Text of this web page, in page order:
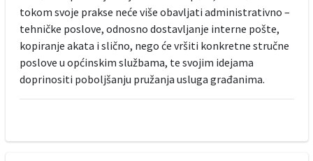
tokom svoje prakse neće više obavljati administrativno –
tehničke poslove, odnosno dostavljanje interne pošte,
kopiranje akata i slično, nego će vršiti konkretne stručne
poslove u općinskim službama, te svojim idejama
doprinositi poboljšanju pružanja usluga građanima.